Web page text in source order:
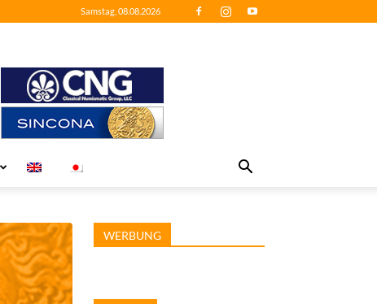
Samstag, 08.08.2026
WERBUNG